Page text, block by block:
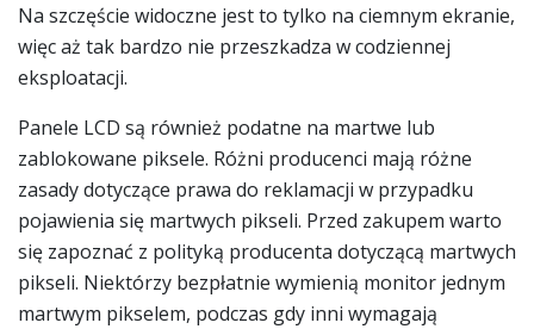
Na szczęście widoczne jest to tylko na ciemnym ekranie,
więc aż tak bardzo nie przeszkadza w codziennej
eksploatacji.
Panele LCD są również podatne na martwe lub
zablokowane piksele. Różni producenci mają różne
zasady dotyczące prawa do reklamacji w przypadku
pojawienia się martwych pikseli. Przed zakupem warto
się zapoznać z polityką producenta dotyczącą martwych
pikseli. Niektórzy bezpłatnie wymienią monitor jednym
martwym pikselem, podczas gdy inni wymagają